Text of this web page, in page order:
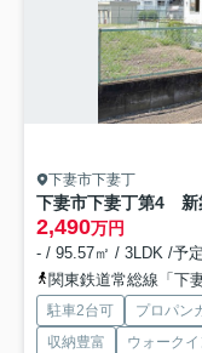
下妻市下妻丁
下妻市下妻丁第4
2,490万円
- / 95.57㎡ / 3LDK /予定
関東鉄道常総線「下
駐車2台可 プロパン
収納豊富
ウォーク